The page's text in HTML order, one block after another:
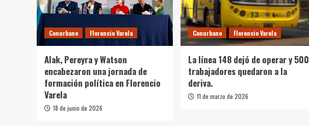
Conurbano Florencio Varela
Alak, Pereyra y Watson
encabezaron una jornada de
formación política en Florencio
Varela
18 de junio de 2026
Conurbano Florencio Varela
La línea 148 dejó de operar y 500
trabajadores quedaron a la
deriva.
11 de marzo de 2026